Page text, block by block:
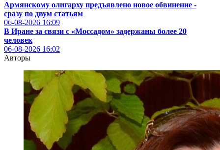
Армянскому олигарху предъявлено новое обвинение -
сразу по двум статьям
06-08-2026 16:09
В Иране за связи с «Моссадом» задержаны более 20
человек
06-08-2026 16:02
Авторы